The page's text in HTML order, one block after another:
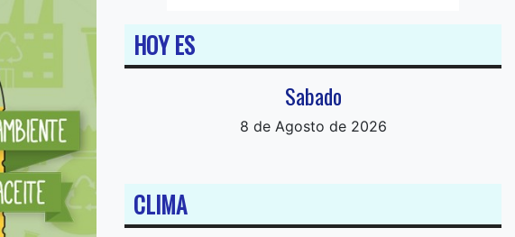
HOY ES
Sabado
8 de Agosto de 2026
CLIMA